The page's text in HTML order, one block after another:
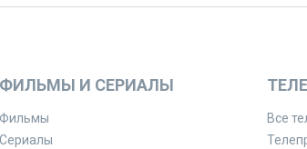
ФИЛЬМЫ И СЕРИАЛЫ
Фильмы
Сериалы
Все